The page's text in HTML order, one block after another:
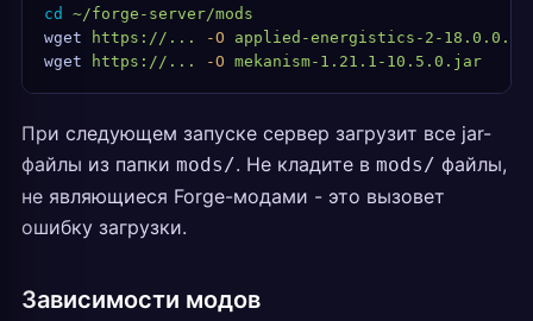
cd
~/forge-server/mods
wget https://... -O applied-energistics-2-
wget https://... -O mekanism-1.21.1-10.5.0.jar
При следующем запуске сервер загрузит все jar-
файлы из папки mods/. Не кладите в mods/ файлы,
не являющиеся Forge-модами - это вызовет
ошибку загрузки.
Зависимости модов